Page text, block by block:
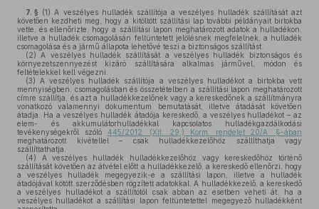
7. § (1) A veszélyes hulladék szállítója a veszélyes hulladék szállítását azt
követően kezdheti meg, hogy a kitöltött szállítási lap további példányait birtokba
vette, és ellenőrizte, hogy a szállítási lapon meghatározott adatok a hulladékon,
illetve a hulladék csomagolásán feltüntetett jelölésnek megfelelnek, a hulladék
csomagolása és a jármű állapota lehetővé teszi a biztonságos szállítást.
(2) A veszélyes hulladék szállítását a veszélyes hulladék biztonságos és
környezetszennyezést kizáró szállítására alkalmas járművel, módon és
feltételekkel kell végezni.
(3) A veszélyes hulladék szállítója a veszélyes hulladékot a birtokba vett
mennyiségben, csomagolásban és összetételben a szállítási lapon meghatározott
címre szállítja, és azt a hulladékkezelőnek vagy a kereskedőnek a szállítmányra
vonatkozó valamennyi dokumentum bemutatását, illetve átadását követően
átadja. Ha a veszélyes hulladék átadója kereskedő, a veszélyes hulladékot – az
elem- és akkumulátorhulladékkal kapcsolatos hulladékgazdálkodási
tevékenységekről szóló 445/2012. (XII. 29.) Korm. rendelet 20/A. §-ában
meghatározott kivétellel – csak hulladékkezelőhöz szállíthatja vagy
szállíttathatja.
(4) A veszélyes hulladék hulladékkezelőhöz vagy kereskedőhöz történő
szállítását követően az átvétel előtt a hulladékkezelő, a kereskedő ellenőrzi, hogy
a veszélyes hulladék megegyezik-e a szállítási lapon, illetve a hulladék
átadójával kötött szerződésben rögzített adatokkal. A hulladékkezelő, a kereskedő
a veszélyes hulladékot a szállítótól csak abban az esetben veheti át, ha a
veszélyes hulladékot a szállítási lapon feltüntetettel megegyező hulladékként